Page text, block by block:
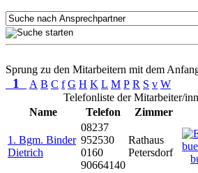
Sprung zu den Mitarbeitern mit dem
1 A B C f G H K L M P R S v W
Telefonliste der Mitarbeiter/
Name
Telefon Zimmer
1. Bgm. Binder
Dietrich
08237
952530
0160
90664140
Rathaus
Petersdorf